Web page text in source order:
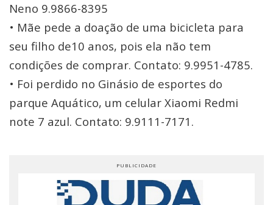
Neno 9.9866-8395
• Mãe pede a doação de uma bicicleta para
seu filho de10 anos, pois ela não tem
condições de comprar. Contato: 9.9951-4785.
• Foi perdido no Ginásio de esportes do
parque Aquático, um celular Xiaomi Redmi
note 7 azul. Contato: 9.9111-7171.